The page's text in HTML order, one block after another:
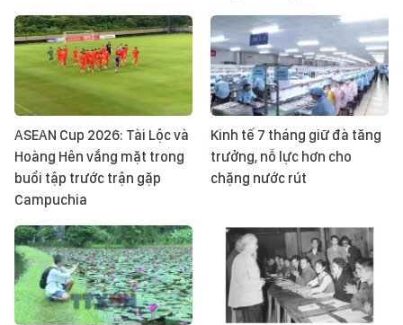
ASEAN Cup 2026: Tài Lộc và
Hoàng Hên vắng mặt trong
buổi tập trước trận gặp
Campuchia
Kinh tế 7 tháng giữ đà tăng
trưởng, nỗ lực hơn cho
chặng nước rút